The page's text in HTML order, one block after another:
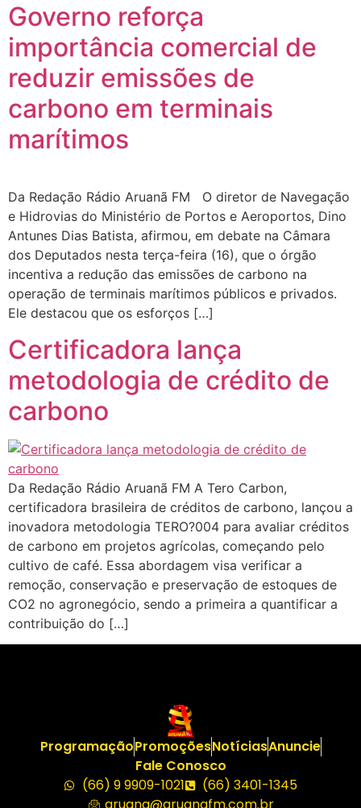
Governo reforça
importância comercial de
reduzir emissões de
carbono em terminais
marítimos
Da Redação Rádio Aruanã FM O diretor de Navegação
e Hidrovias do Ministério de Portos e Aeroportos, Dino
Antunes Dias Batista, afirmou, em debate na Câmara
dos Deputados nesta terça-feira (16), que o órgão
incentiva a redução das emissões de carbono na
operação de terminais marítimos públicos e privados.
Ele destacou que os esforços […]
Certificadora lança
metodologia de crédito de
carbono
Da Redação Rádio Aruanã FM A Tero Carbon,
certificadora brasileira de créditos de carbono, lançou a
inovadora metodologia TERO?004 para avaliar créditos
de carbono em projetos agrícolas, começando pelo
cultivo de café. Essa abordagem visa verificar a
remoção, conservação e preservação de estoques de
CO2 no agronegócio, sendo a primeira a quantificar a
contribuição do […]
ProgramaçãoPromoçõesNotíciasAnuncie
Fale Conosco
(66) 9 9909-1021
(66) 3401-1345